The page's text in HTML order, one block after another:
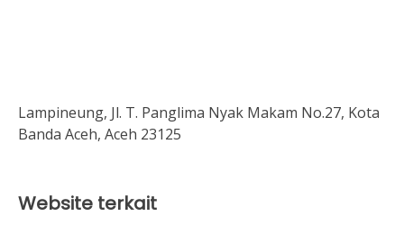
Lampineung, Jl. T. Panglima Nyak Makam No.27, Kota
Banda Aceh, Aceh 23125
Website terkait